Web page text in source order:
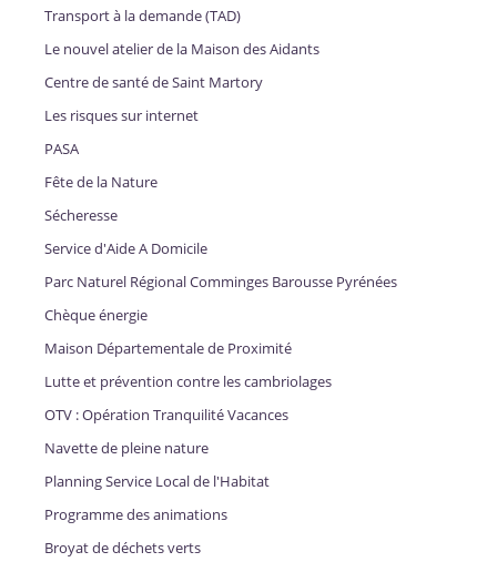
Transport à la demande (TAD)
Le nouvel atelier de la Maison des Aidants
Centre de santé de Saint Martory
Les risques sur internet
PASA
Fête de la Nature
Sécheresse
Service d'Aide A Domicile
Parc Naturel Régional Comminges Barousse Pyrénées
Chèque énergie
Maison Départementale de Proximité
Lutte et prévention contre les cambriolages
OTV : Opération Tranquilité Vacances
Navette de pleine nature
Planning Service Local de l'Habitat
Programme des animations
Broyat de déchets verts